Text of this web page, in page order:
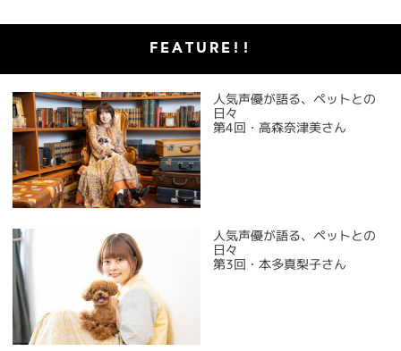
FEATURE!!
人気声優が語る、ペットとの
日々
第4回・高森奈津美さん
人気声優が語る、ペットとの
日々
第3回・本多真梨子さん